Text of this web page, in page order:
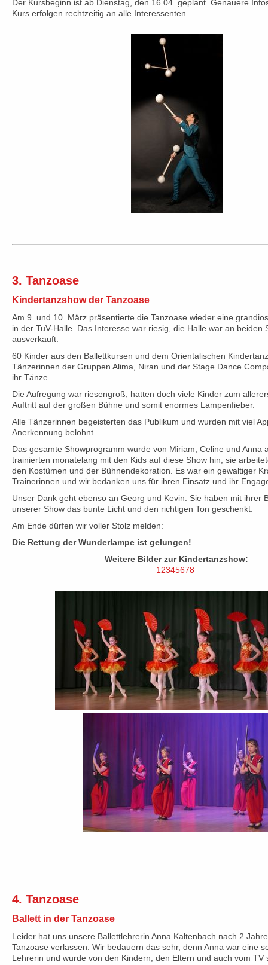
Der Kursbeginn ist ab Dienstag, den 16.04. geplant. Genauere
Kurs erfolgen rechtzeitig an alle Interessenten.
3. Tanzoase
Kindertanzshow der Tanzoase
Am 9. und 10. März präsentierte die Tanzoase wieder eine
in der TuV-Halle. Das Interesse war riesig, die Halle war an beiden
ausverkauft.
60 Kinder aus den Ballettkursen und dem Orientalischen
Tänzerinnen der Gruppen Alima, Niran und der Stage Dance
ihr Tänze.
Die Aufregung war riesengroß, hatten doch viele Kinder zum
Auftritt auf der großen Bühne und somit enormes Lampenfieber.
Alle Tänzerinnen begeisterten das Publikum und wurden mit viel
Anerkennung belohnt.
Das gesamte Showprogramm wurde von Miriam, Celine und Anna
trainierten monatelang mit den Kids auf diese Show hin, sie
den Kostümen und der Bühnendekoration. Es war ein gewaltiger
Trainerinnen und wir bedanken uns für ihren Einsatz und ihr
Unser Dank geht ebenso an Georg und Kevin. Sie haben mit ihrer
unserer Show das bunte Licht und den richtigen Ton geschenkt.
Am Ende dürfen wir voller Stolz melden:
Die Rettung der Wunderlampe ist gelungen!
Weitere Bilder zur Kindertanzshow:
1 2345678
4. Tanzoase
Ballett in der Tanzoase
Leider hat uns unsere Ballettlehrerin Anna Kaltenbach nach 2
Tanzoase verlassen. Wir bedauern das sehr, denn Anna war eine
Lehrerin und wurde von den Kindern, den Eltern und auch vom TV